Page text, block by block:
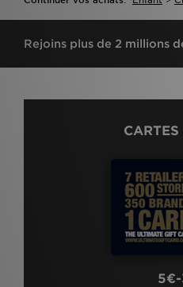
Rejoins plus de 2 millions